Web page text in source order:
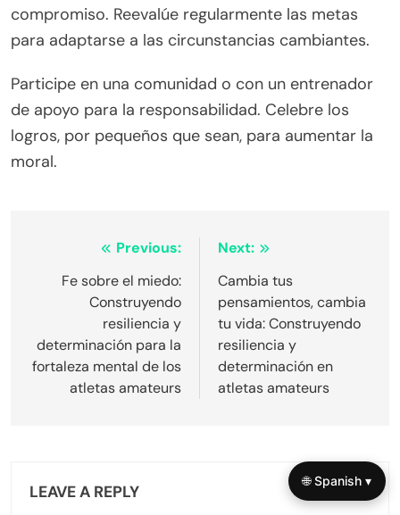
compromiso. Reevalúe regularmente las metas
para adaptarse a las circunstancias cambiantes.
Participe en una comunidad o con un entrenador
de apoyo para la responsabilidad. Celebre los
logros, por pequeños que sean, para aumentar la
moral.
navigation
Previous:
Fe sobre el miedo:
Construyendo
resiliencia y
determinación para la
fortaleza mental de los
atletas amateurs
Next:
Cambia tus
pensamientos, cambia
tu vida: Construyendo
resiliencia y
determinación en
atletas amateurs
LEAVE A REPLY
🌐 Spanish ▾